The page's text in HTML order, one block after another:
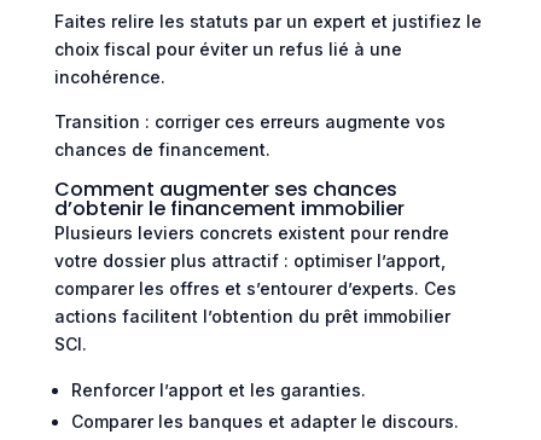
Faites relire les statuts par un expert et justifiez le
choix fiscal pour éviter un refus lié à une
incohérence.
Transition : corriger ces erreurs augmente vos
chances de financement.
Comment augmenter ses chances
d’obtenir le financement immobilier
Plusieurs leviers concrets existent pour rendre
votre dossier plus attractif : optimiser l’apport,
comparer les offres et s’entourer d’experts. Ces
actions facilitent l’obtention du prêt immobilier
SCI.
Renforcer l’apport et les garanties.
Comparer les banques et adapter le discours.